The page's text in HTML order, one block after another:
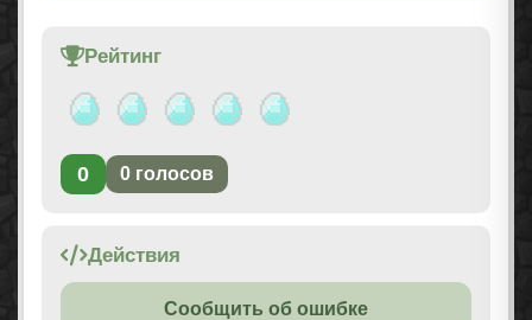
Рейтинг
0 0 голосов
Действия
Сообщить об ошибке